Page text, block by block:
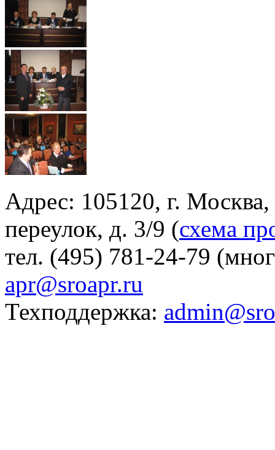
Адрес: 105120, г.
переулок, д. 3/9 (схема
тел. (495) 781-24-79
apr@sroapr.ru
Техподдержка: